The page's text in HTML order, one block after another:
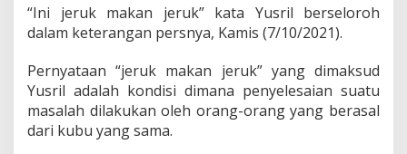
s
H
u
k
u
“Ini jeruk makan jeruk” kata Yusril berseloroh
dalam keterangan persnya, Kamis (7/10/2021).
Pernyataan “jeruk makan jeruk” yang dimaksud
Yusril adalah kondisi dimana penyelesaian suatu
masalah dilakukan oleh orang-orang yang berasal
dari kubu yang sama.